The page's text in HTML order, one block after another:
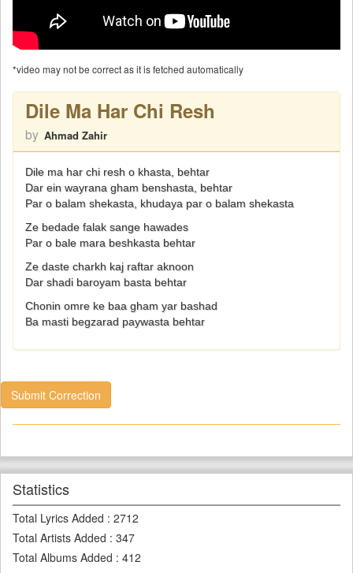
*video may not be correct as it is fetched automatically
Dile Ma Har Chi Resh
by Ahmad Zahir
Dile ma har chi resh o khasta, behtar
Dar ein wayrana gham benshasta, behtar
Par o balam shekasta, khudaya par o balam shekasta
Ze bedade falak sange hawades
Par o bale mara beshkasta behtar
Ze daste charkh kaj raftar aknoon
Dar shadi baroyam basta behtar
Chonin omre ke baa gham yar bashad
Ba masti begzarad paywasta behtar
Submit Correction
Statistics
Total Lyrics Added : 2712
Total Artists Added : 347
Total Albums Added : 412